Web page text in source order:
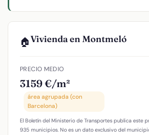
🏠Vivienda en Montmeló
PRECIO MEDIO
3159 €/m²
área agrupada (con
Barcelona)
El Boletín del Ministerio de Transportes publica este
935 municipios. No es un dato exclusivo del